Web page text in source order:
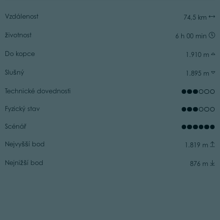
Vzdálenost 74,5 km
životnost 6 h 00 min
Do kopce 1.910 m
Slušný 1.895 m
Technické dovednosti
Fyzický stav
Scénář
Nejvyšší bod 1.819 m
Nejnižší bod 876 m